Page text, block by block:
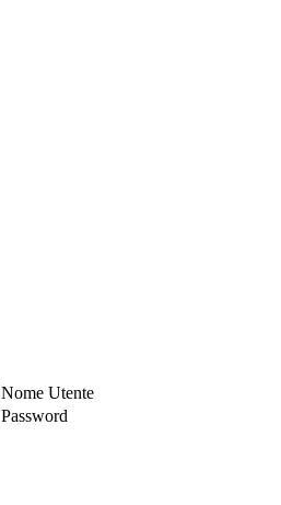
Nome Utente
Password